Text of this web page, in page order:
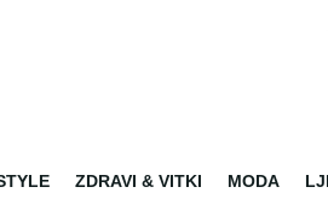
ZDRAVI & VITKI MODA